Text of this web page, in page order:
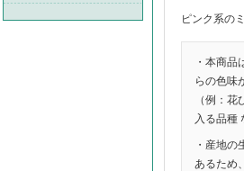
ピンク系の
・本商
らの色味
（例：
入る品種
・産地
あるため